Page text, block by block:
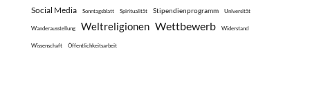
Social Media Sonntagsblatt Spiritualität Stipendienprogramm Universität
Wanderausstellung Weltreligionen Wettbewerb Widerstand
Wissenschaft Öffentlichkeitsarbeit